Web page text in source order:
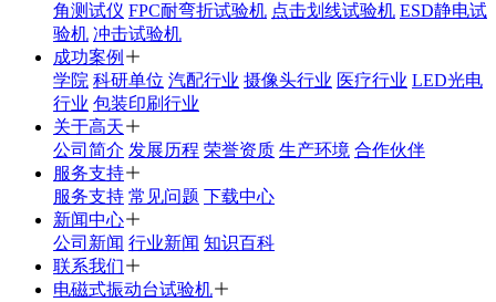
角测试仪 FPC耐弯折试验机 点击划线试验机 ESD静电试
验机 冲击试验机
成功案例
学院 科研单位 汽配行业 摄像头行业 医疗行业 LED光电
行业 包装印刷行业
关于高天
公司简介 发展历程 荣誉资质 生产环境 合作伙伴
服务支持
服务支持 常见问题 下载中心
新闻中心
公司新闻 行业新闻 知识百科
联系我们
电磁式振动台试验机